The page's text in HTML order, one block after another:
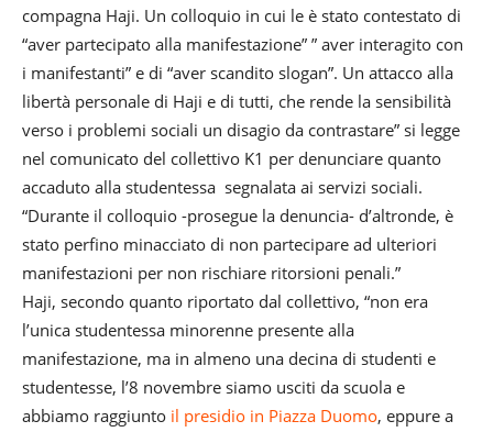
compagna Haji. Un colloquio in cui le è stato contestato di
“aver partecipato alla manifestazione” ” aver interagito con
i manifestanti” e di “aver scandito slogan”. Un attacco alla
libertà personale di Haji e di tutti, che rende la sensibilità
verso i problemi sociali un disagio da contrastare” si legge
nel comunicato del collettivo K1 per denunciare quanto
accaduto alla studentessa segnalata ai servizi sociali.
“Durante il colloquio -prosegue la denuncia- d’altronde, è
stato perfino minacciato di non partecipare ad ulteriori
manifestazioni per non rischiare ritorsioni penali.”
Haji, secondo quanto riportato dal collettivo, “non era
l’unica studentessa minorenne presente alla
manifestazione, ma in almeno una decina di studenti e
studentesse, l’8 novembre siamo usciti da scuola e
abbiamo raggiunto il presidio in Piazza Duomo, eppure a